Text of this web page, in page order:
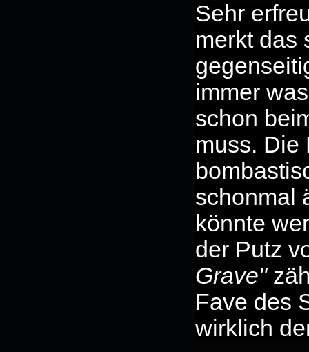
Sehr
merkt das
immer
schon
muss. Die
schonmal
könnte
der Putz
Grave"
Fave des
wirklich